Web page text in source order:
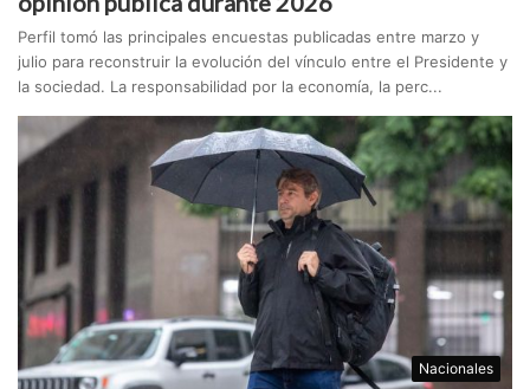
Perfil tomó las principales encuestas publicadas entre marzo y
julio para reconstruir la evolución del vínculo entre el Presidente y
la sociedad. La responsabilidad por la economía, la perc...
Nacionales